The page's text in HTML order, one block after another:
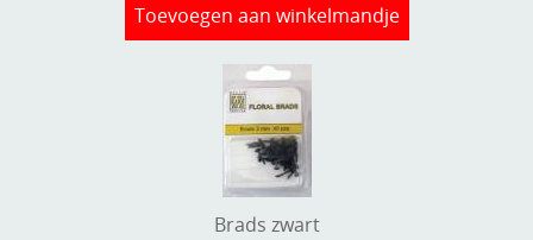
Toevoegen aan winkelmandje
Brads zwart